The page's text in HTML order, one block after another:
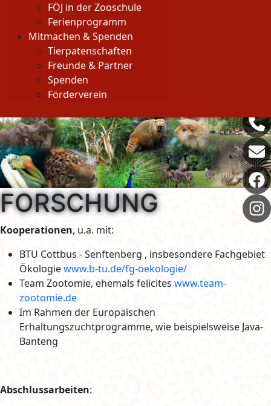
FÖJ in der Zooschule
Ferienprogramm
Mitmachen & Spenden
Tierpatenschaften
Freunde & Partner
Spenden
Förderverein
FORSCHUNG
Kooperationen, u.a. mit:
BTU Cottbus - Senftenberg , insbesondere Fachgebiet
Ökologiewww.b-tu.de/fg-oekologie/
Team Zootomie, ehemals felicites www.team-
zootomie.de
Im Rahmen der Europäischen
Erhaltungszuchtprogramme, wie beispielsweise Java-
Banteng
Abschlussarbeiten: